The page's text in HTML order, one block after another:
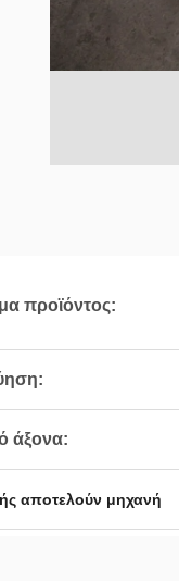
προϊόντος:
άξονα:
αποτελούν μηχανή